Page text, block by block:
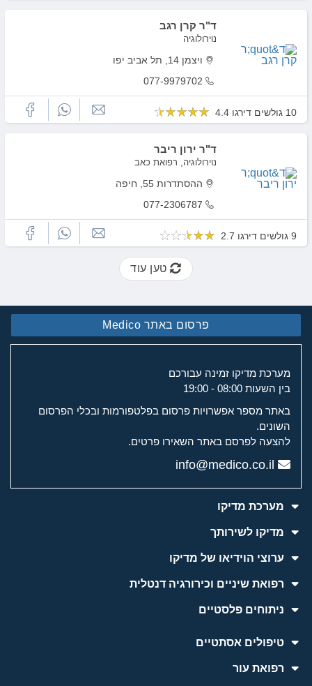
ד"ר קרן רגב
נוירולוגיה
ויצמן 14, תל אביב יפו
077-9979702
10 גולשים דירגו 4.4
ד"ר ירון ריבר
נוירולוגיה, רפואת כאב
ההסתדרות 55, חיפה
077-2306787
9 גולשים דירגו 2.7
טען עוד
פרסום באתר Medico
מערכת מדיקו זמינה עבורכם
בין השעות 08:00 - 19:00
באתר מספר אפשרויות פרסום בפלטפורמות ובכלי הפרסום
השונים.
להצעה לפרסם באתר השאירו פרטים.
info@medico.co.il
מערכת מדיקו
מדיקו לשירותך
ערוצי הוידיאו של מדיקו
רפואת שיניים וכירורגיה דנטלית
ניתוחים פלסטיים
טיפולים אסתטיים
רפואת עור